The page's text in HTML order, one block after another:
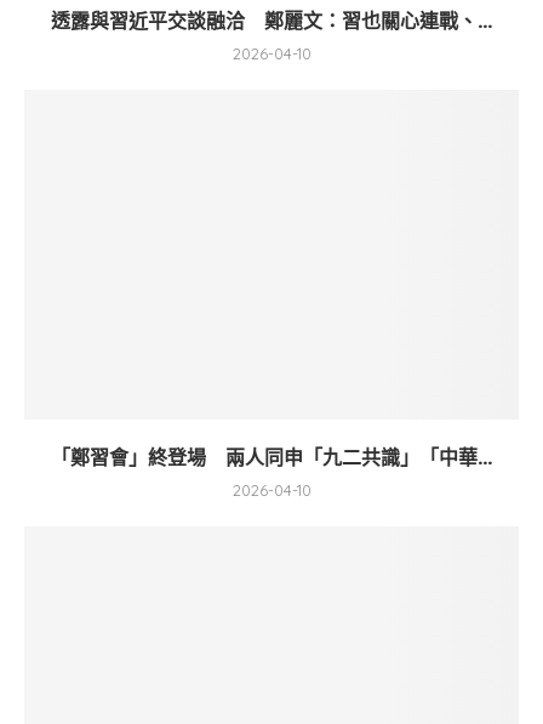
透露與習近平交談融洽 鄭麗文：習也關心連戰、...
2026-04-10
「鄭習會」終登場 兩人同申「九二共識」「中華...
2026-04-10